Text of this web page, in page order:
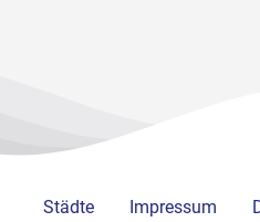
Städte Impressum